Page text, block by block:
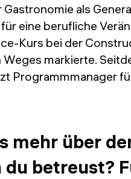
Gastronomie als
eine berufliche
Kurs bei der
markierte.
Programmmanager
mehr über
du betreust?